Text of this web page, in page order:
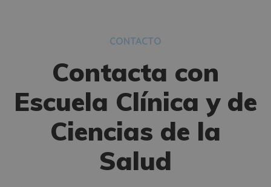
CONTACTO
Contacta con
Escuela Clínica y de
Ciencias de la
Salud